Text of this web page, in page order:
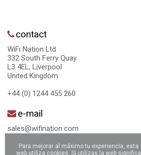
contact
WiFi Nation Ltd
332 South Ferry Quay
L3 4EL, Liverpool
United Kingdom
+44 (0) 1244 455 260
e-mail
sales@wifination.com
Para mejorar al máximo tu experiencia, esta
web utiliza cookies. Si utilizas la web significa